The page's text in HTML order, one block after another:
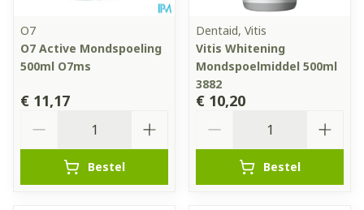
O7
O7 Active Mondspoeling
500ml O7ms
€ 11,17
Bestel
Dentaid, Vitis
Vitis Whitening
Mondspoelmiddel 500ml
3882
€ 10,20
Bestel